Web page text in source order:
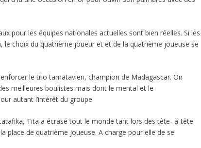
pour les équipes nationales actuelles sont bien réelles. Si les
le choix du quatrième joueur et et de la quatrième joueuse se
le trio tamatavien, champion de Madagascar. On
meilleures boulistes mais dont le mental et le
autant l’intérêt du groupe.
Tita a écrasé tout le monde tant lors des tête- à-tête
place de quatrième joueuse. A charge pour elle de se